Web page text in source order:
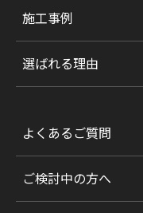
施工事例
選ばれる理由
よくあるご質問
ご検討中の方へ